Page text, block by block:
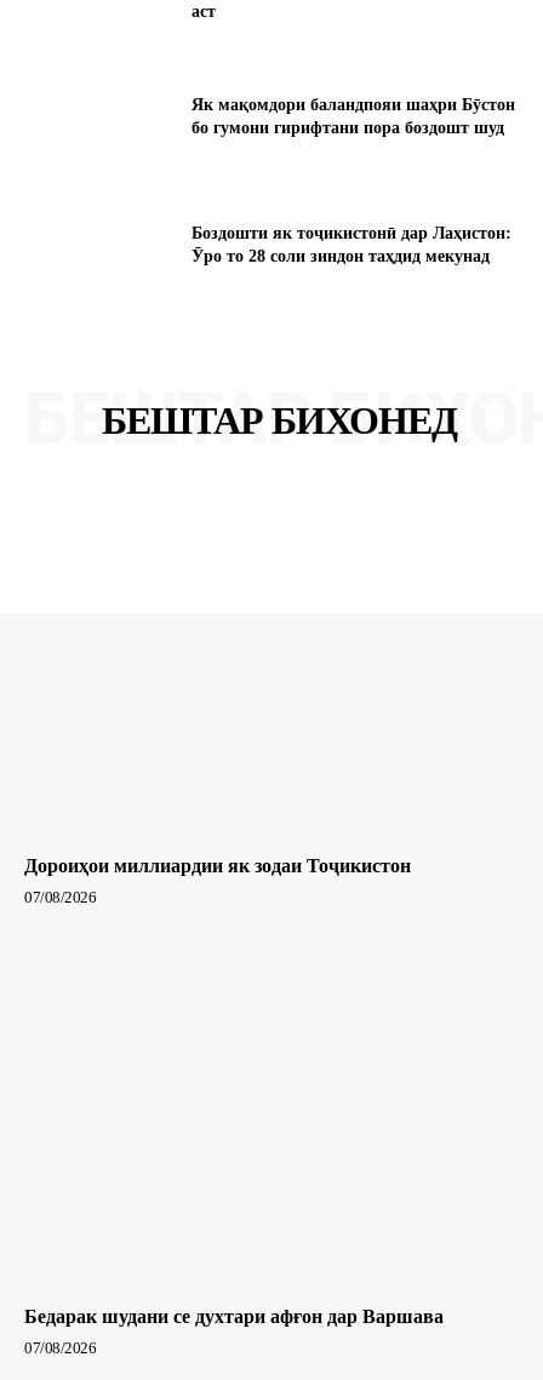
аст
Як мақомдори баландпояи шаҳри Бӯстон
бо гумони гирифтани пора боздошт шуд
Боздошти як тоҷикистонӣ дар Лаҳистон:
Ӯро то 28 соли зиндон таҳдид мекунад
БЕШТАР БИХОНЕД
БЕШТАР
Дороиҳои миллиардии як зодаи Тоҷикистон
07/08/2026
Бедарак шудани се духтари афғон дар Варшава
07/08/2026